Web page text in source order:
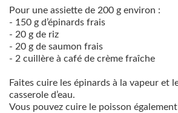
Pour une assiette de 200 g environ :
- 150 g d’épinards frais
- 20 g de riz
- 20 g de saumon frais
- 2 cuillère à café de crème fraîche
Faites cuire les épinards à la vapeur et
casserole d’eau.
Vous pouvez cuire le poisson